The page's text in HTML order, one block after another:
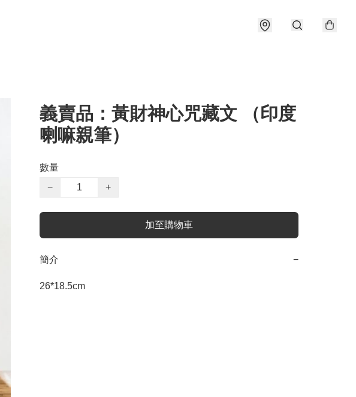
義賣品：黃財神心咒藏文 （印度
喇嘛親筆）
數量
−
+
加至購物車
簡介 −
26*18.5cm